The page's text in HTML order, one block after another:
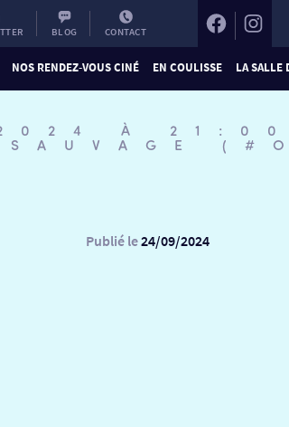
BLOG CONTACT
NOS RENDEZ-VOUS CINÉ EN COULISSE LA SALLE
À 21:00
Publié le24/09/2024